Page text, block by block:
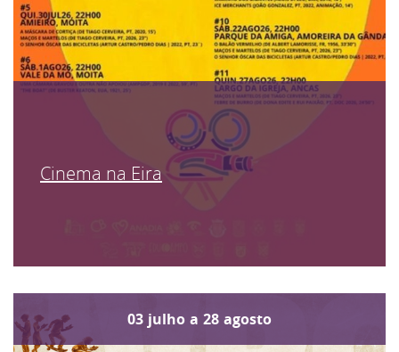
Cinema na Eira
03 julho a 28 agosto